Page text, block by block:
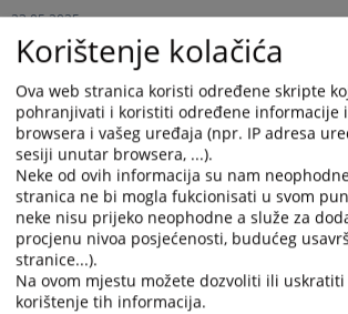
23.05.2025.
Prikazana vijest je na : Bosanski jezik
Prateći dokumenti
1081_001
195PREGLEDA
Korištenje kolačića
Ova web stranica koristi određene skripte
pohranjivati i koristiti određene informacije
browsera i vašeg uređaja (npr. IP adresa
sesiji unutar browsera, ...).
Neke od ovih informacija su nam
stranica ne bi mogla fukcionisati u svom
neke nisu prijeko neophodne a služe za
procjenu nivoa posjećenosti, budućeg
stranice...).
Na ovom mjestu možete dozvoliti ili uskratiti
korištenje tih informacija.